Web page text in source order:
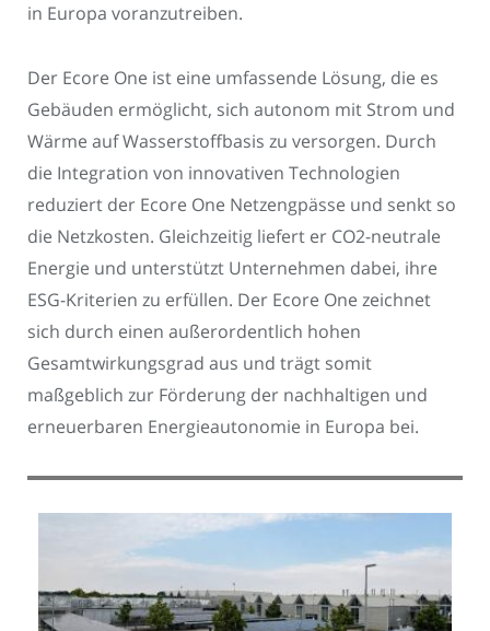
in Europa voranzutreiben.
Der Ecore One ist eine umfassende Lösung, die es
Gebäuden ermöglicht, sich autonom mit Strom und
Wärme auf Wasserstoffbasis zu versorgen. Durch
die Integration von innovativen Technologien
reduziert der Ecore One Netzengpässe und senkt so
die Netzkosten. Gleichzeitig liefert er CO2-neutrale
Energie und unterstützt Unternehmen dabei, ihre
ESG-Kriterien zu erfüllen. Der Ecore One zeichnet
sich durch einen außerordentlich hohen
Gesamtwirkungsgrad aus und trägt somit
maßgeblich zur Förderung der nachhaltigen und
erneuerbaren Energieautonomie in Europa bei.